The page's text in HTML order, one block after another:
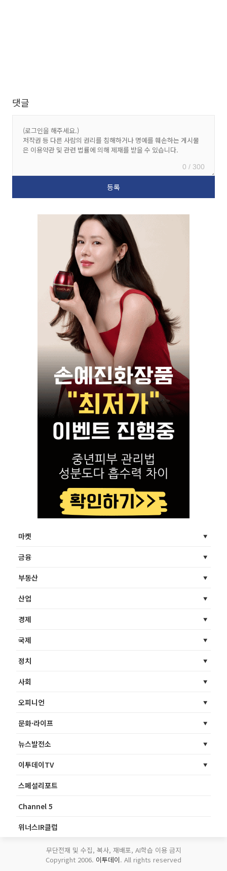
댓글
0 / 300
마켓
금융
부동산
산업
경제
국제
정치
사회
오피니언
문화·라이프
뉴스발전소
이투데이TV
스페셜리포트
Channel 5
위너스IR클럽
무단전재 및 수집, 복사, 재배포, AI학습 이용 금지
Copyright 2006. 이투데이. All rights reserved